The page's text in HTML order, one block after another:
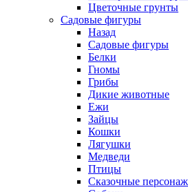
Цветочные грунты
Садовые фигуры
Назад
Садовые фигуры
Белки
Гномы
Грибы
Дикие животные
Ежи
Зайцы
Кошки
Лягушки
Медведи
Птицы
Сказочные